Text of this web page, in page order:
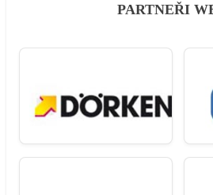
PARTNEŘI